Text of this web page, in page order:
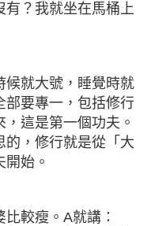
有？我就坐在馬桶上
候就大號，睡覺時就
部要專一，包括修行
這是第一個功夫。
的，修行就是從「大
始。
較瘦。A就講：